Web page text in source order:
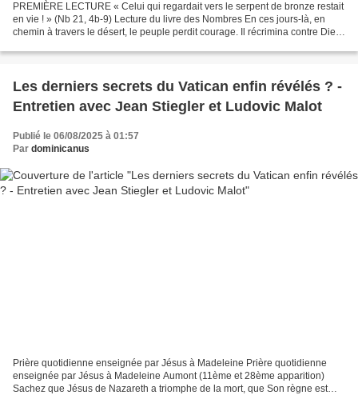
PREMIÈRE LECTURE « Celui qui regardait vers le serpent de bronze restait
en vie ! » (Nb 21, 4b-9) Lecture du livre des Nombres En ces jours-là, en
chemin à travers le désert, le peuple perdit courage. Il récrimina contre Dieu
Les derniers secrets du Vatican enfin révélés ? -
Entretien avec Jean Stiegler et Ludovic Malot
Publié le 06/08/2025 à 01:57
Par dominicanus
Prière quotidienne enseignée par Jésus à Madeleine Prière quotidienne
enseignée par Jésus à Madeleine Aumont (11ème et 28ème apparition)
Sachez que Jésus de Nazareth a triomphe de la mort, que Son règne est